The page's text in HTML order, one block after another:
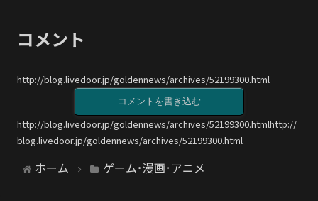
コメント
http://blog.livedoor.jp/goldennews/archives/52199300.html
コメントを書き込む
http://blog.livedoor.jp/goldennews/archives/52199300.htmlhttp://
blog.livedoor.jp/goldennews/archives/52199300.html
ホーム ゲーム･漫画･アニメ